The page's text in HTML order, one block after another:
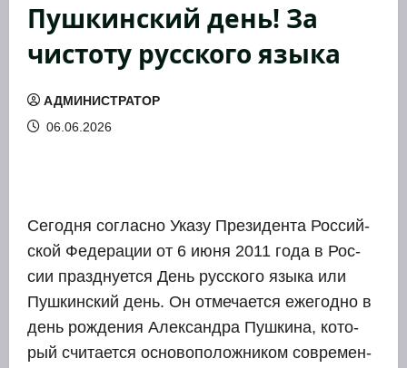
Пушкинский день! За
чистоту русского языка
АДМИНИСТРАТОР
06.06.2026
Сего­дня соглас­но Ука­зу Пре­зи­ден­та Рос­сий­
ской Феде­ра­ции от 6 июня 2011 года в Рос­
сии празд­ну­ет­ся День рус­ско­го язы­ка или
Пуш­кин­ский день. Он отме­ча­ет­ся еже­год­но в
день рож­де­ния Алек­сандра Пуш­ки­на, кото­
рый счи­та­ет­ся осно­во­по­лож­ни­ком совре­мен­